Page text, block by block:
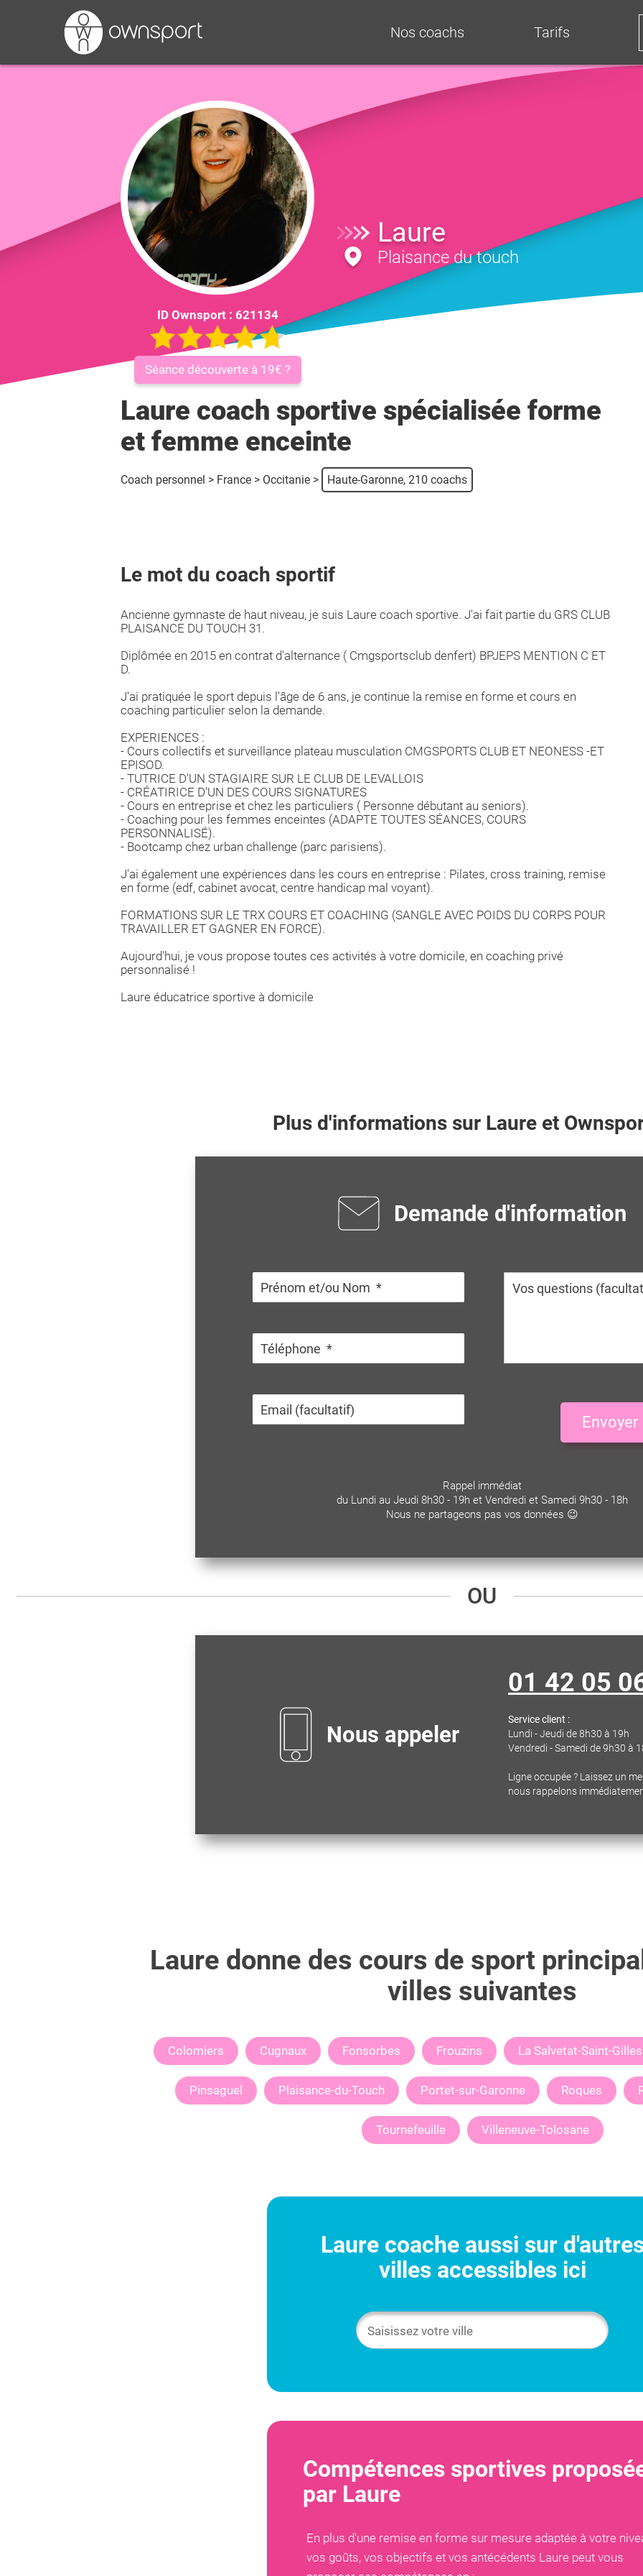
Nos coachs Tarifs
ID Ownsport : 621134
Séance découverte à 19€ ?
Laure
Plaisance du touch
Laure coach sportive spécialisée forme
et femme enceinte
Coach personnel > France > Occitanie > Haute-Garonne, 210 coachs
Le mot du coach sportif
Ancienne gymnaste de haut niveau, je suis Laure coach sportive. J'ai fait partie du GRS CLUB
PLAISANCE DU TOUCH 31.
Diplômée en 2015 en contrat d'alternance ( Cmgsportsclub denfert) BPJEPS MENTION C ET
D.
J'ai pratiquée le sport depuis l'âge de 6 ans, je continue la remise en forme et cours en
coaching particulier selon la demande.
EXPERIENCES :
- Cours collectifs et surveillance plateau musculation CMGSPORTS CLUB ET NEONESS -ET
EPISOD.
- TUTRICE D'UN STAGIAIRE SUR LE CLUB DE LEVALLOIS
- CRÉATIRICE D'UN DES COURS SIGNATURES
- Cours en entreprise et chez les particuliers ( Personne débutant au seniors).
- Coaching pour les femmes enceintes (ADAPTE TOUTES SÉANCES, COURS
PERSONNALISÉ).
- Bootcamp chez urban challenge (parc parisiens).
J'ai également une expériences dans les cours en entreprise : Pilates, cross training, remise
en forme (edf, cabinet avocat, centre handicap mal voyant).
FORMATIONS SUR LE TRX COURS ET COACHING (SANGLE AVEC POIDS DU CORPS POUR
TRAVAILLER ET GAGNER EN FORCE).
Aujourd'hui, je vous propose toutes ces activités à votre domicile, en coaching privé
personnalisé !
Laure éducatrice sportive à domicile
Plus d'informations sur Laure et
Demande d'information
Envoyer
Rappel immédiat
du Lundi au Jeudi 8h30 - 19h et Vendredi et Samedi 9h30 - 18h
Nous ne partageons pas vos données 😉
OU
Nous appeler
01 42 05
Service client :
Lundi - Jeudi de 8h30 à 19h
Vendredi - Samedi de 9h30 à
Ligne occupée ? Laissez un
nous rappelons
Laure donne des cours de sport
villes suivantes
Colomiers Cugnaux Fonsorbes Frouzins La Salvetat-Saint-Gilles
Pinsaguel Plaisance-du-Touch Portet-sur-Garonne Roques
Tournefeuille Villeneuve-Tolosane
Laurecoache aussi sur
villes accessibles ici
Compétences sportives
par Laure
En plus d'une remise en forme sur mesure adaptée à votre
vos goûts, vos objectifs et vos antécédents Laure peut vous